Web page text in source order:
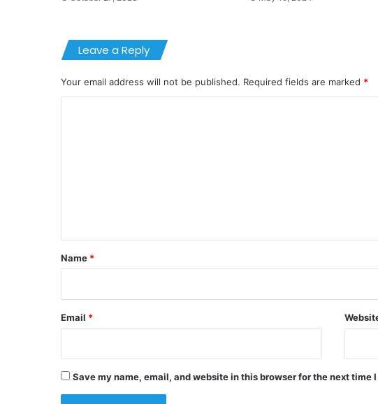
Leave a Reply
Your email address will not be published. Required fields are marked *
*
Name *
Email *
Save my name, email, and website in this browser for the next time